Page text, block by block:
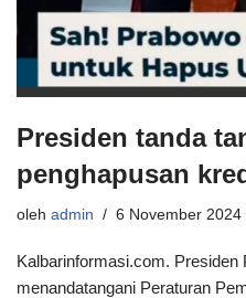
Presiden tanda
penghapusan
oleh admin 6 November 2024
Kalbarinformasi.com. Presiden
menandatangani Peraturan